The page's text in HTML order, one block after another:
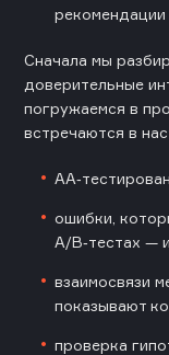
рекомендации
Сначала мы
доверительные
погружаемся в
встречаются в
ошибки,
A/B‑тестах —
взаимосвязи
показывают
проверка